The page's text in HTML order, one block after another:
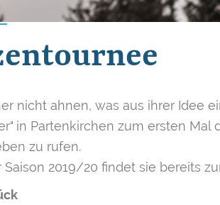
nicht ahnen, was aus ihrer Idee
in Partenkirchen zum ersten Mal
zu rufen.
Saison 2019/20 findet sie bereits